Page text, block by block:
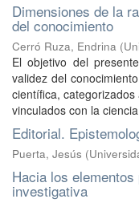
Dimensiones de la
del conocimiento
Cerró Ruza, Endrina (
El objetivo del
validez del
científica,
vinculados con la
Editorial.
Puerta, Jesús (
Hacia los
investigativa